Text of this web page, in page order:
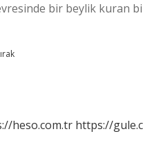
bir beylik kuran
heso.com.tr https://